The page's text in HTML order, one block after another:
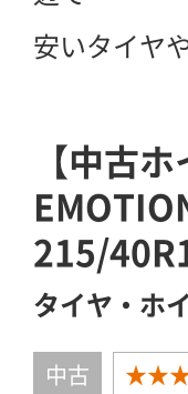
安いタイヤ
【中古
215/
タイヤ・ホ
中古